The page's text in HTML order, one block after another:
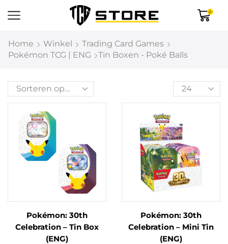
0
Home Winkel
Trading Card Games
Pokémon TCG | ENG
Tin Boxen - Poké Balls
Pokémon: 30th
Celebration – Tin Box
(ENG)
Pokémon: 30th
Celebration – Mini Tin
(ENG)